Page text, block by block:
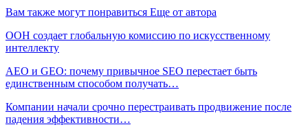
Вам также могут понравиться Еще от автора
ООН создает глобальную комиссию по искусственному
интеллекту
AEO и GEO: почему привычное SEO перестает быть
единственным способом получать…
Компании начали срочно перестраивать продвижение после
падения эффективности…